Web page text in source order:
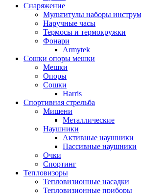
Снаряжение
Мультитулы наборы
Наручные часы
Термосы и термокружки
Фонари
Armytek
Сошки опоры мешки
Мешки
Опоры
Сошки
Harris
Спортивная стрельба
Мишени
Металлические
Наушники
Активные наушники
Пассивные наушники
Очки
Спортинг
Тепловизоры
Тепловизионные насадки
Тепловизионные приборы